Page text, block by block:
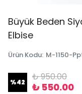
Büyük Beden
Elbise
Ürün Kodu: M-1150-
%42 ₺ 950.00
₺ 550.00